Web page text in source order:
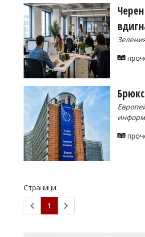
ЛАЙФСТАЙЛ
ВОЙНАТА
УКРАЙНА
СПОРТ
РАЗСЛЕДВАНЕ
БИЗНЕС
Управители:
Веселин
Василев,
Касабова,
k.kassabova@flagman.bg
Страници:
1